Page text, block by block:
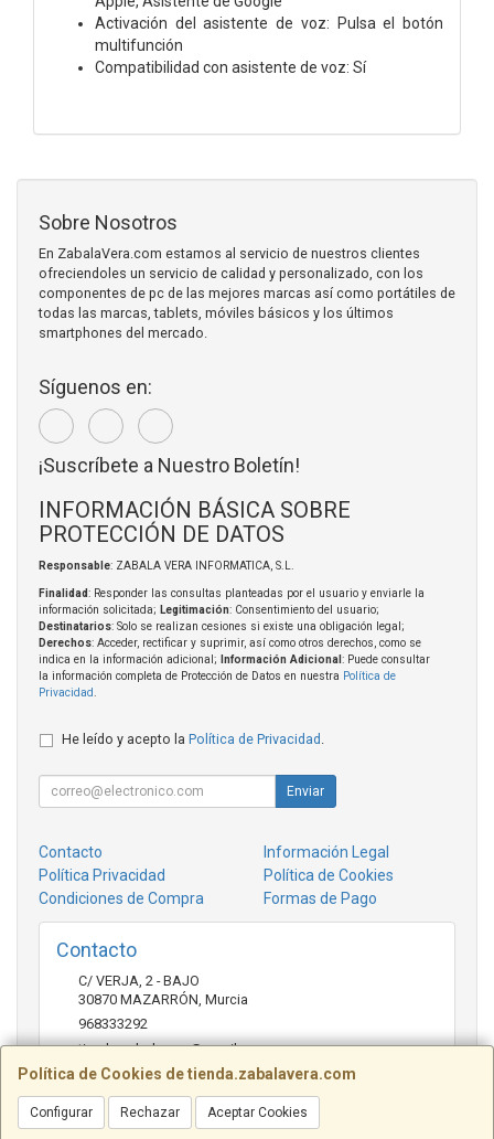
Activación del asistente de voz: Pulsa el botón
multifunción
Compatibilidad con asistente de voz: Sí
Política de Cookies de tienda.zabalavera.com
Configurar Rechazar Aceptar Cookies
Sobre Nosotros
En ZabalaVera.com estamos al servicio de nuestros clientes
ofreciendoles un servicio de calidad y personalizado, con los
componentes de pc de las mejores marcas así como portátiles de
todas las marcas, tablets, móviles básicos y los últimos
smartphones del mercado.
Síguenos en:
¡Suscríbete a Nuestro Boletín!
INFORMACIÓN BÁSICA SOBRE
PROTECCIÓN DE DATOS
Responsable: ZABALA VERA INFORMATICA, S.L.
Finalidad: Responder las consultas planteadas por el usuario y enviarle la
información solicitada; Legitimación: Consentimiento del usuario;
Destinatarios: Solo se realizan cesiones si existe una obligación legal;
Derechos: Acceder, rectificar y suprimir, así como otros derechos, como se
indica en la información adicional;
Información Adicional : Puede consultar
la información completa de Protección de Datos en nuestra Política de
Privacidad
He leído y acepto la Política de Privacidad
Enviar
Contacto
Información Legal
Política Privacidad
Política de Cookies
Condiciones de Compra
Formas de Pago
Contacto
C/ VERJA, 2 - BAJO
30870 MAZARRÓN Murcia
968333292
tienda.zabalavera@gmail.com
Horario